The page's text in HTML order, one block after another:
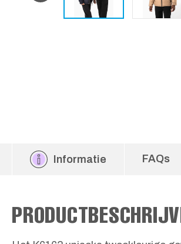
Informatie FAQs